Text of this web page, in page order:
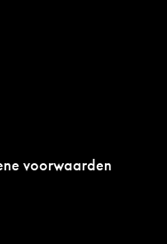
voorwaarden